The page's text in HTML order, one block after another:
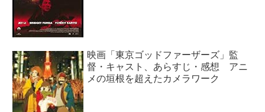
映画「東京ゴッドファーザーズ」監
督・キャスト、あらすじ・感想 アニ
メの垣根を超えたカメラワーク